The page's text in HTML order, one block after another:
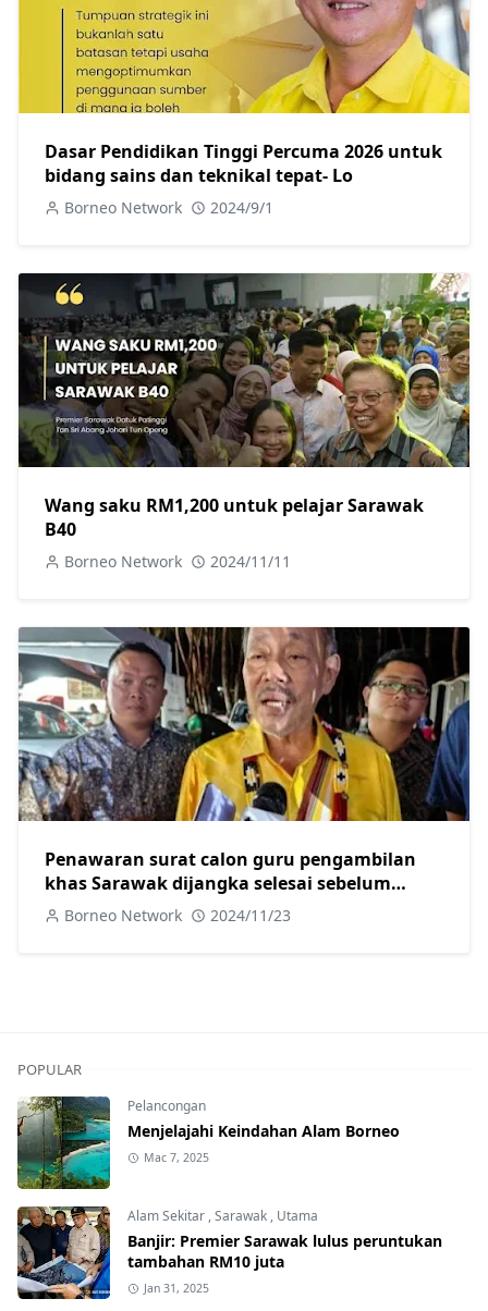
Dasar Pendidikan Tinggi Percuma 2026 untuk
bidang sains dan teknikal tepat- Lo
Borneo Network 2024/9/1
Wang saku RM1,200 untuk pelajar Sarawak
B40
Borneo Network 2024/11/11
Penawaran surat calon guru pengambilan
khas Sarawak dijangka selesai sebelum
hujung tahun ini-Sagah
Borneo Network 2024/11/23
POPULAR
Pelancongan
Menjelajahi Keindahan Alam Borneo
Mac 7, 2025
Alam Sekitar ,Sarawak , Utama
Banjir: Premier Sarawak lulus peruntukan
tambahan RM10 juta
Jan 31, 2025